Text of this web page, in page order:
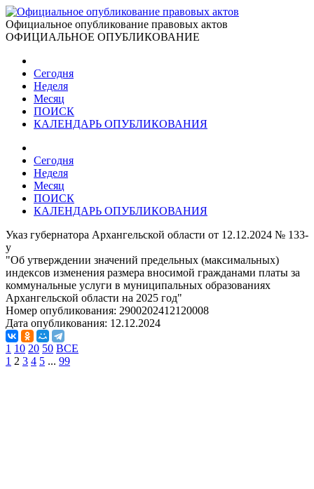
Официальное опубликование правовых актов
ОФИЦИАЛЬНОЕ ОПУБЛИКОВАНИЕ
Сегодня
Неделя
Месяц
ПОИСК
КАЛЕНДАРЬ ОПУБЛИКОВАНИЯ
Сегодня
Неделя
Месяц
ПОИСК
КАЛЕНДАРЬ ОПУБЛИКОВАНИЯ
Указ губернатора Архангельской области от 12.12.2024 № 133-
у
"Об утверждении значений предельных (максимальных)
индексов изменения размера вносимой гражданами платы за
коммунальные услуги в муниципальных образованиях
Архангельской области на 2025 год"
Номер опубликования: 2900202412120008
Дата опубликования: 12.12.2024
1 10 20 50 ВСЕ
1 2 3 4 5 ... 99